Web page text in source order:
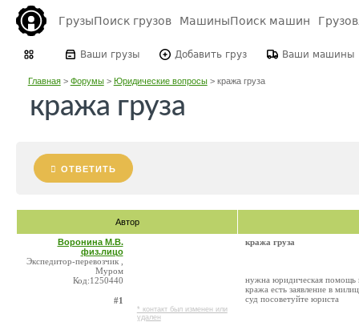
ГрузыПоиск грузов МашиныПоиск машин
Ваши грузы Добавить груз Ваши машины
Главная> Форумы> Юридические вопросы> кража груза
кража груза
ОТВЕТИТЬ
Автор
Воронина М.В.
физ.лицо
Экспедитор-перевозчик ,
Муром
Код:1250440
#1
* контакт был изменен или
удален
кража груза
нужна юридическая помощь
кража есть заявление в
суд посоветуйте юриста